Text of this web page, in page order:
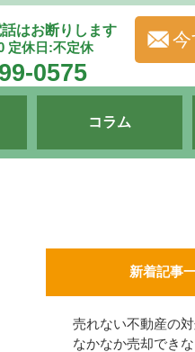
はお断りします
定休日:不定休
0575
今
コラム
新着記事
売れない不動産の
なかなか売却でき